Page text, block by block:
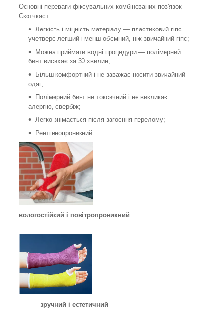
Основні переваги фіксувальних комбінованих пов'язок
Скотчкаст:
Легкість і міцність матеріалу — пластиковий гіпс
учетверо легший і менш об'ємний, ніж звичайний гіпс;
Можна приймати водні процедури — полімерний
бинт висихає за 30 хвилин;
Більш комфортний і не заважає носити звичайний
одяг;
Полімерний бинт не токсичний і не викликає
алергію, свербіж;
Легко знімається після загоєння перелому;
Рентгенопроникний.
вологостійкий і повітропроникний
зручний і естетичний